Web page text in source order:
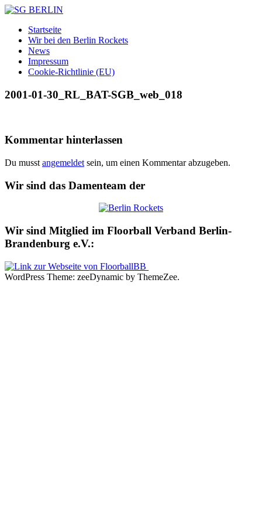
Zum
springen
BERLIN
DAMEN
FLOORBALL
TEAM
Startseite
Wir bei den Berlin Rockets
News
Impressum
Cookie-Richtlinie (EU)
2001-01-30_RL_BAT-SGB_web_018
Kommentar hinterlassen
Du musst angemeldet sein, um einen Kommentar abzugeben.
Wir sind das Damenteam der
Wir sind Mitglied im Floorball Verband Berlin-
Brandenburg e.V.:
WordPress Theme: zeeDynamic by ThemeZee.